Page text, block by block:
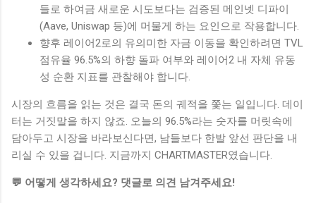
들로 하여금 새로운 시도보다는 검증된 메인넷 디파이
(Aave, Uniswap 등)에 머물게 하는 요인으로 작용합니다.
향후 레이어2로의 유의미한 자금 이동을 확인하려면 TVL
점유율 96.5%의 하향 돌파 여부와 레이어2 내 자체 유동
성 순환 지표를 관찰해야 합니다.
시장의 흐름을 읽는 것은 결국 돈의 궤적을 쫓는 일입니다. 데이
터는 거짓말을 하지 않죠. 오늘의 96.5%라는 숫자를 머릿속에
담아두고 시장을 바라보신다면, 남들보다 한발 앞선 판단을 내
리실 수 있을 겁니다. 지금까지 CHARTMASTER였습니다.
💬 어떻게 생각하세요? 댓글로 의견 남겨주세요!